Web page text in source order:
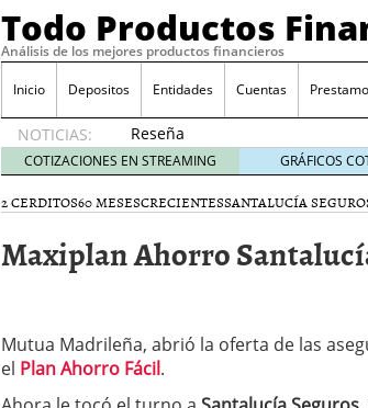
Todo Productos
Análisis de los mejores productos financieros
Inicio Depositos Entidades Cuentas
NOTICIAS:
Reseña
de SIFX:
Lo Que
Deben
los
Traders
29/06/2026
Ford y GM consiguen licencia
financieros ligados al sector
COTIZACIONES EN STREAMING GRÁFICOS
2 CERDITOS60 MESESCRECIENTESSANTALUCÍA
Maxiplan Ahorro
Mutua Madrileña, abrió la oferta de las
el Plan Ahorro Fácil.